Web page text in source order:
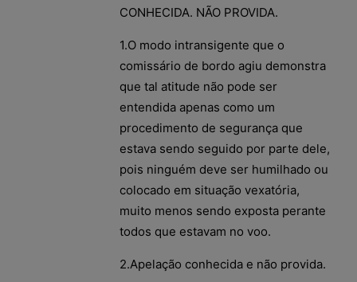
CONHECIDA. NÃO PROVIDA.
1.O modo intransigente que o
comissário de bordo agiu demonstra
que tal atitude não pode ser
entendida apenas como um
procedimento de segurança que
estava sendo seguido por parte dele,
pois ninguém deve ser humilhado ou
colocado em situação vexatória,
muito menos sendo exposta perante
todos que estavam no voo.
2.Apelação conhecida e não provida.